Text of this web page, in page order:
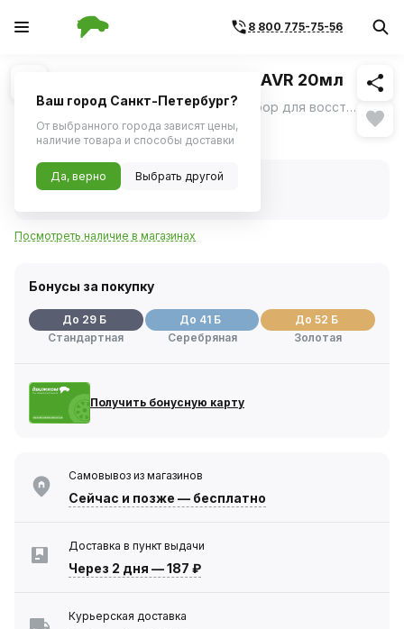
8 800 775-75-56
1/3 Похожие
Полироль-реставратор фар LAVR 20мл
Полироль-реставратор фар LAVR - набор для восстановления фар.
573 ₽
В наличии
Код товара:71285
Посмотреть наличие в магазинах
Бонусы за покупку
До 29 Б
Стандартная
До 41 Б
Серебряная
До 52 Б
Золотая
Получить бонусную карту
Самовывоз из магазинов
Сейчас и позже — бесплатно
Доставка в пункт выдачи
Через 2 дня —187 ₽
Курьерская доставка
Ваш город Санкт-Петербург?
От выбранного города зависят цены,
наличие товара и способы доставки
Да, верно Выбрать другой